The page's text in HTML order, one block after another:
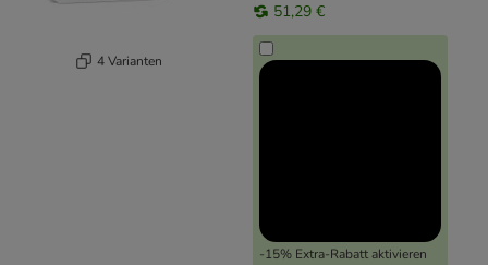
4 Varianten
51,29 €
-15% Extra-Rabatt aktivieren